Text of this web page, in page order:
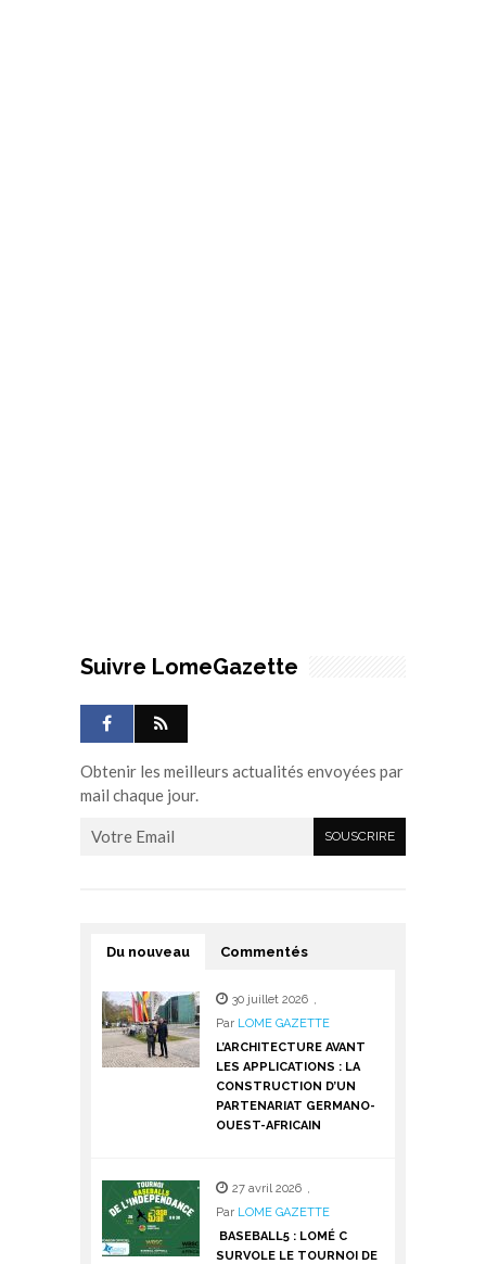
Suivre LomeGazette
Obtenir les meilleurs actualités envoyées par
mail chaque jour.
Du nouveau Commentés
30 juillet 2026 ,
Par LOME GAZETTE
L’ARCHITECTURE AVANT
LES APPLICATIONS : LA
CONSTRUCTION D’UN
PARTENARIAT GERMANO-
OUEST-AFRICAIN
27 avril 2026 ,
Par LOME GAZETTE
BASEBALL5 : LOMÉ C
SURVOLE LE TOURNOI DE